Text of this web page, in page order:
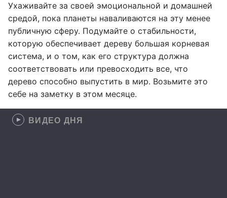
Ухаживайте за своей эмоциональной и домашней
средой, пока планеты наваливаются на эту менее
публичную сферу. Подумайте о стабильности,
которую обеспечивает дереву большая корневая
система, и о том, как его структура должна
соответствовать или превосходить все, что
дерево способно выпустить в мир. Возьмите это
себе на заметку в этом месяце.
ВИДЕО ДНЯ